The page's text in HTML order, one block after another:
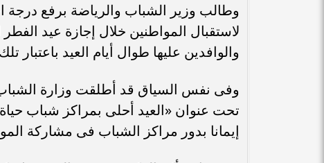
وطالب وزير الشباب والرياضة برفع درجة
لاستقبال المواطنين خلال إجازة عيد
والوافدين عليها طوال أيام العيد باعتبار
وفى نفس السياق قد أطلقت وزارة الشباب
تحت عنوان «العيد أحلى بمراكز شباب
إيمانا بدور مراكز الشباب فى مشاركة